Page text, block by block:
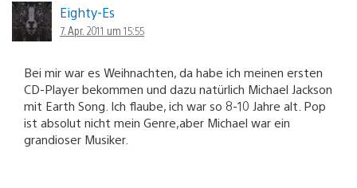
Eighty-Es
7. Apr. 2011 um 15:55
Bei mir war es Weihnachten, da habe ich meinen ersten
CD-Player bekommen und dazu natürlich Michael Jackson
mit Earth Song. Ich flaube, ich war so 8-10 Jahre alt. Pop
ist absolut nicht mein Genre,aber Michael war ein
grandioser Musiker.